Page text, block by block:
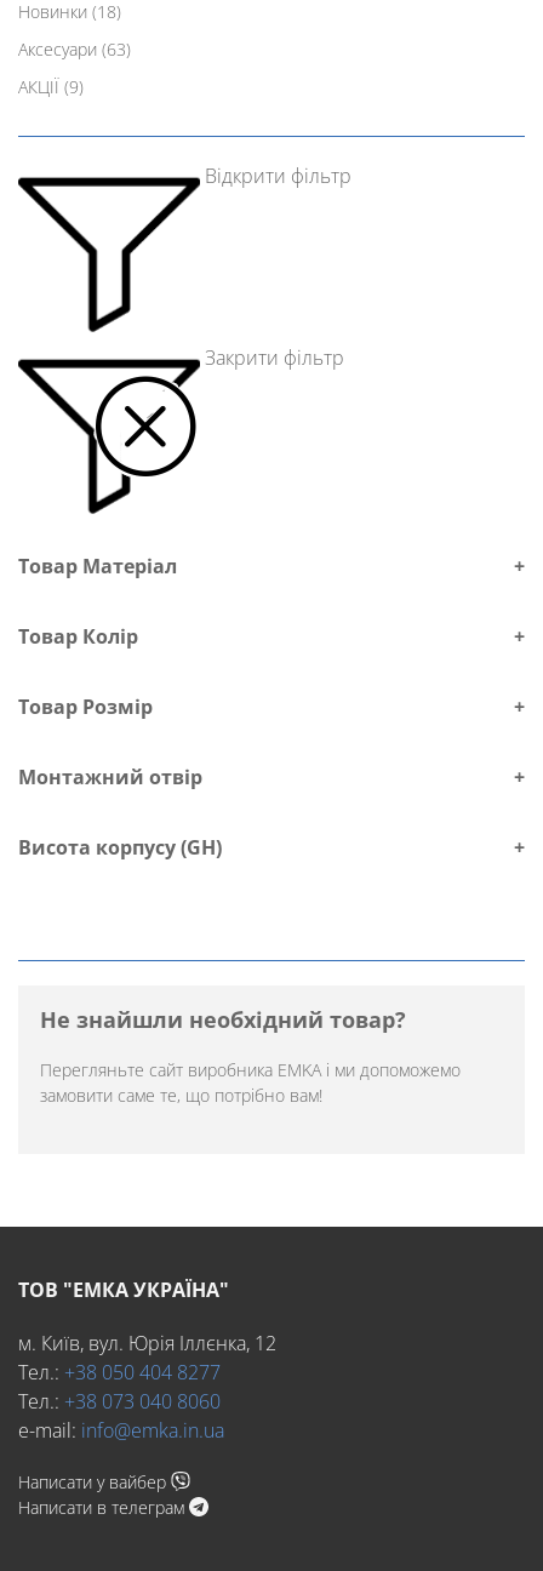
Новинки (18)
Аксесуари (63)
АКЦІЇ (9)
Відкрити фільтр
Закрити фільтр
Товар Матеріал +
Товар Колір +
Товар Розмір +
Монтажний отвір +
Висота корпусу (GH) +
Не знайшли необхідний товар?
Перегляньте сайт виробника EMKAі ми допоможемо
замовити саме те, що потрібно вам!
ТОВ "ЕМКА УКРАЇНА"
м. Київ, вул. Юрія Іллєнка, 12
Тел.: +38 050 404 8277
Тел.: +38 073 040 8060
e-mail: info@emka.in.ua
Написати у вайбер
Написати в телеграм